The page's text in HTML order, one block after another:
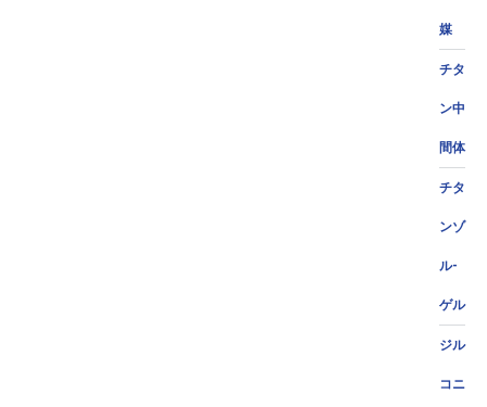
媒
チタ
ン中
間体
チタ
ンゾ
ル-
ゲル
ジル
コニ